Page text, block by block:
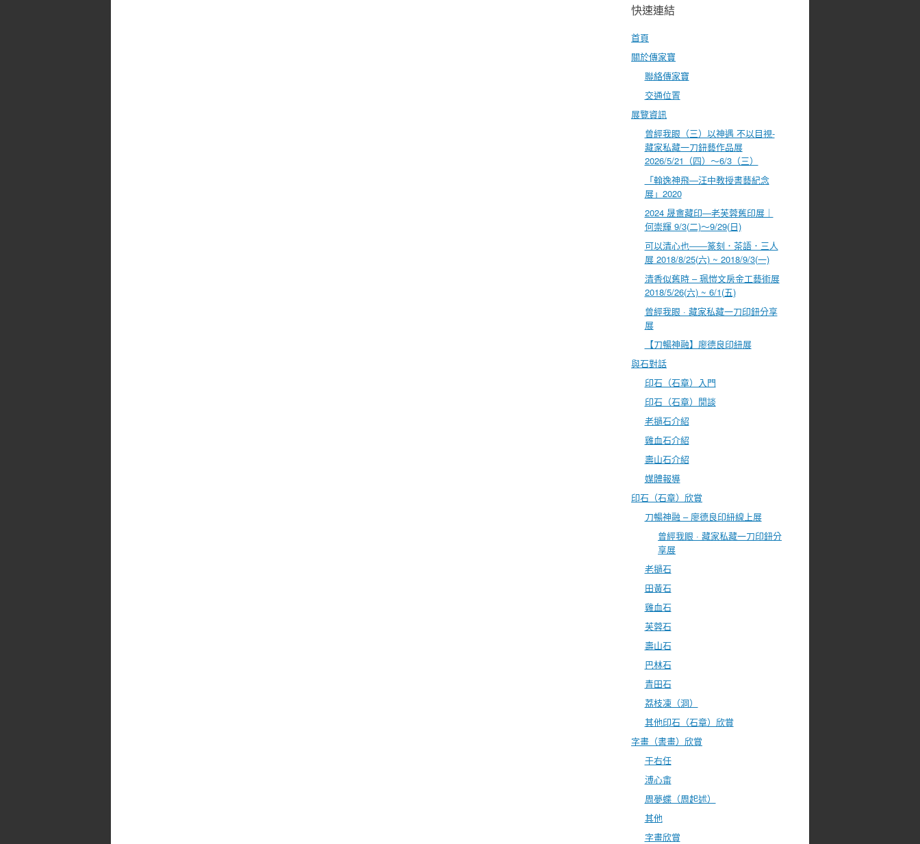
快速連結
首頁
關於傳家寶
聯絡傳家寶
交通位置
展覽資訊
曾經我眼（三）以神遇 不以目視-
藏家私藏一刀鈕藝作品展
2026/5/21（四）～6/3（三）
「翰逸神飛—汪中教授書藝紀念
展」2020
2024 晟盦藏印—老芙蓉舊印展｜
何崇輝 9/3(二)～9/29(日)
可以清心也――篆刻．茶語．三人
展 2018/8/25(六) ~ 2018/9/3(一)
清香似舊時 – 珮愷文房金工藝術展
2018/5/26(六) ~ 6/1(五)
曾經我眼 · 藏家私藏一刀印鈕分享
展
【刀暢神融】廖德良印紐展
與石對話
印石（石章）入門
印石（石章）閒談
老撾石介紹
雞血石介紹
壽山石介紹
媒體報導
印石（石章）欣賞
刀暢神融 – 廖德良印紐線上展
曾經我眼 · 藏家私藏一刀印鈕分
享展
老撾石
田黃石
雞血石
芙蓉石
壽山石
巴林石
青田石
荔枝凍（洞）
其他印石（石章）欣賞
字畫（書畫）欣賞
于右任
溥心畬
周夢蝶（周起述）
其他
字畫欣賞